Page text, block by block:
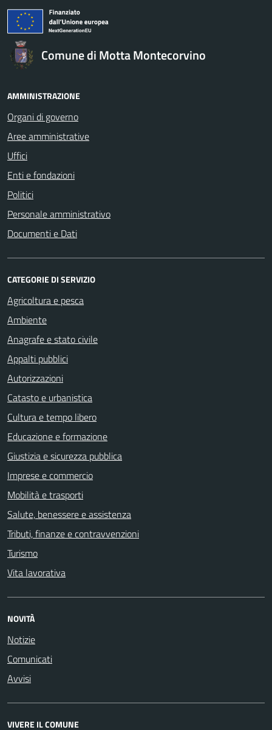
Comune di Motta Montecorvino
AMMINISTRAZIONE
Organi di governo
Aree amministrative
Uffici
Enti e fondazioni
Politici
Personale amministrativo
Documenti e Dati
CATEGORIE DI SERVIZIO
Agricoltura e pesca
Ambiente
Anagrafe e stato civile
Appalti pubblici
Autorizzazioni
Catasto e urbanistica
Cultura e tempo libero
Educazione e formazione
Giustizia e sicurezza pubblica
Imprese e commercio
Mobilità e trasporti
Salute, benessere e assistenza
Tributi, finanze e contravvenzioni
Turismo
Vita lavorativa
NOVITÀ
Notizie
Comunicati
Avvisi
VIVERE IL COMUNE